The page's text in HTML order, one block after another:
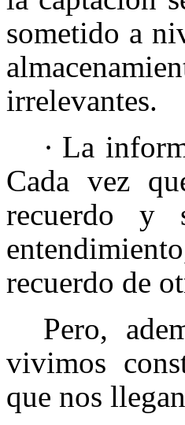
sometido a
irrelevantes.
· La
Cada vez
recuerdo y
recuerdo de
Pero,
vivimos
que nos